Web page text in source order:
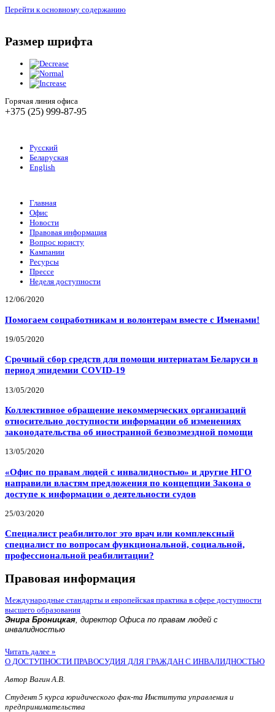
Перейти к основному содержанию
Размер шрифта
Горячая линия офиса
+375 (25) 999-87-95
Русский
Беларуская
English
Главная
Офис
Новости
Правовая информация
Вопрос юристу
Кампании
Ресурсы
Прессе
Неделя доступности
12/06/2020
Помогаем соцработникам и волонтерам вместе с Именами!
19/05/2020
Срочный сбор средств для помощи интернатам Беларуси в
период эпидемии COVID-19
13/05/2020
Коллективное обращение некоммерческих организаций
относительно доступности информации об изменениях
законодательства об иностранной безвозмездной помощи
13/05/2020
«Офис по правам людей с инвалидностью» и другие НГО
направили властям предложения по концепции Закона о
доступе к информации о деятельности судов
25/03/2020
Специалист реабилитолог это врач или комплексный
специалист по вопросам функциональной, социальной,
профессиональной реабилитации?
Правовая информация
Международные стандарты и европейская практика в сфере доступности
высшего образования
Энира Броницкая, директор Офиса по правам людей с
инвалидностью
Читать далее »
О ДОСТУПНОСТИ ПРАВОСУДИЯ ДЛЯ ГРАЖДАН С ИНВАЛИДНОСТЬЮ
Автор Вагин А.В.
Студент 5 курса юридического фак-та Института управления и
предпринимательства